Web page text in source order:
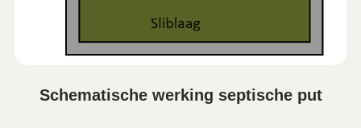
Schematische werking septische put